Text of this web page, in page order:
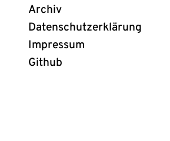
Archiv
Datenschutzerklärung
Impressum
Github